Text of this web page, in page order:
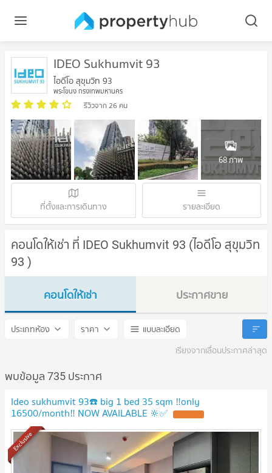
IDEO Sukhumvit 93
ไอดีโอ สุขุมวิท 93
พระโขนง กรุงเทพมหานคร
รีวิวจาก 26 คน
68 ภาพ
ที่ตั้งและการเดินทาง รายละเอียด
คอนโดให้เช่า ที่ IDEO Sukhumvit 93 (ไอดีโอ สุขุมวิท
93 )
คอนโดให้เช่า
IDEO Sukhumvit 93
ประกาศขาย
IDEO Sukhumvit 93
ประเภทห้อง ราคา
แบบละเอียด
เรียงจากเลื่อนประกาศล่าสุด
พบข้อมูล 735 ประกาศ
Ideo sukhumvit 93☎️ big 1 bed 35 sqm ‼️only
16500/month‼️ NOW AVAILABLE 🔆✅
Exclusive